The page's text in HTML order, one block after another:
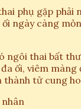
phụ gặp phải
ngày càng
ngôi thai bất
ối, viêm màng
tử cung